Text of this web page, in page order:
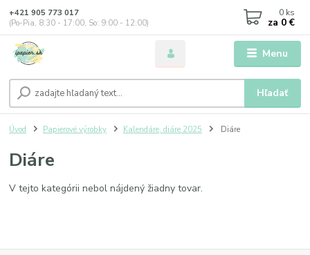
Menu
Hľadať
+421 905 773 017
(Po-Pia, 8:30 - 17:00, So: 9:00 - 12:00)
0 ks
za 0 €
Úvod Papierové výrobky Kalendáre, diáre 2025 Diáre
Diáre
V tejto kategórii nebol nájdený žiadny tovar.